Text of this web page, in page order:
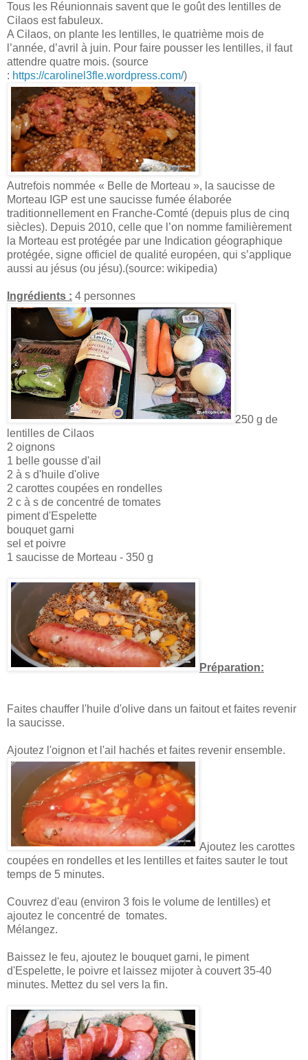
Tous les Réunionnais savent que le goût des lentilles de
Cilaos est fabuleux.
A Cilaos, on plante les lentilles, le quatrième mois de
l’année, d’avril à juin. Pour faire pousser les lentilles, il faut
attendre quatre mois. (source
: https://carolinel3fle.wordpress.com/)
Autrefois nommée « Belle de Morteau », la saucisse de
Morteau IGP est une saucisse fumée élaborée
traditionnellement en Franche-Comté (depuis plus de cinq
siècles). Depuis 2010, celle que l’on nomme familièrement
la Morteau est protégée par une Indication géographique
protégée, signe officiel de qualité européen, qui s’applique
aussi au jésus (ou jésu).(source: wikipedia)
ngrédients : 4 personnes
250 g de
lentilles de Cilaos
2 oignons
1 belle gousse d'ail
2 à s d'huile d'olive
2 carottes coupées en rondelles
2 c à s de concentré de tomates
piment d'Espelette
bouquet garni
sel et poivre
1 saucisse de Morteau - 350 g
Préparation:
Faites chauffer l'huile d'olive dans un faitout et faites revenir
la saucisse.
Ajoutez l'oignon et l'ail hachés et faites revenir ensemble.
Ajoutez les carottes
coupées en rondelles et les lentilles et faites sauter le tout
temps de 5 minutes.
Couvrez d'eau (environ 3 fois le volume de lentilles) et
ajoutez le concentré de tomates.
Mélangez.
Baissez le feu, ajoutez le bouquet garni, le piment
d'Espelette, le poivre et laissez mijoter à couvert 35-40
minutes. Mettez du sel vers la fin.